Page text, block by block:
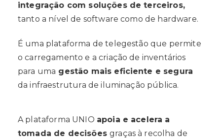
integração com soluções de terceiros,
tanto a nível de software como de hardware.
É uma plataforma de telegestão que permite
o carregamento e a criação de inventários
para uma gestão mais eficiente e segura
da infraestrutura de iluminação pública.
A plataforma UNIO apoia e acelera a
tomada de decisõesgraças à recolha de